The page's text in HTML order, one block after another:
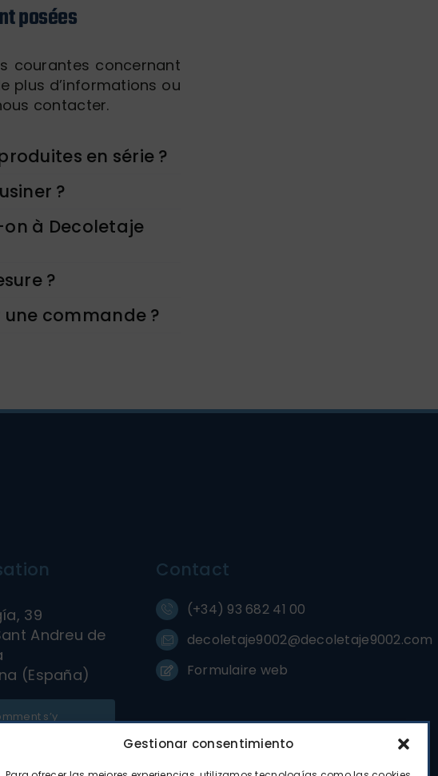
Gestionar consentimiento
posées
courantes concernant
plus d’informations ou
contacter.
en série ?
?
à Decoletaje
?
commande ?
39
Andreu de
(España)
s’y
Contact
(+34) 93 682 41 00
decoletaje9002@decoletaje9002.com
Formulaire web